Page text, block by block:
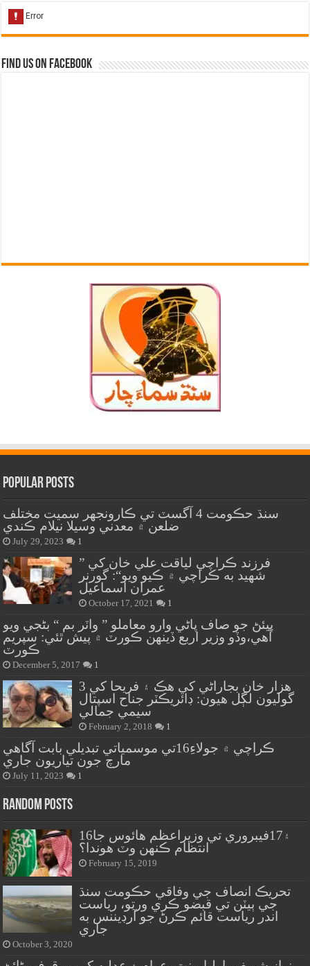
Find us on Facebook
Popular Posts
سنڌ حڪومت 4 آگسٽ تي ڪارونجهر سميت مختلف
ضلعن ۾ معدني وسيلا نيلام ڪندي
July 29, 2023 1
” فرزند ڪراچي لياقت علي خان کي
شهيد به ڪراچي ۾ ڪيو ويو“: گورنر
عمران اسماعيل
October 17, 2021 1
پيئڻ جو صاف پاڻي وارو معاملو ” واٽر بم “ بڻجي ويو
آهي،وڏو وزير اربع ڏينهن ڪورٽ ۾ پيش ٿئي: سپريم
ڪورٽ
December 5, 2017 1
هزار خان بجاراڻي کي هڪ ۽ فريحا کي 3
گوليون لڳل هيون: ڊائريڪٽر جناح اسپتال
سيمي جمالي
February 2, 2018 1
ڪراچي ۾ جولاءِ16تي موسمياتي تبديلي بابت آگاهي
مارچ جون تياريون جاري
July 11, 2023 1
Random Posts
16۽17فيبروري تي وزيراعظم هائوس جا
انتظام ڪنهن وٽ هوندا؟
February 15, 2019
تحريڪ انصاف جي وفاقي حڪومت سنڌ
جي ٻيٽن تي قبضو ڪري ورتو، رياست
اندر رياست قائم ڪرڻ جو آرڊيننس به
جاري
October 3, 2020